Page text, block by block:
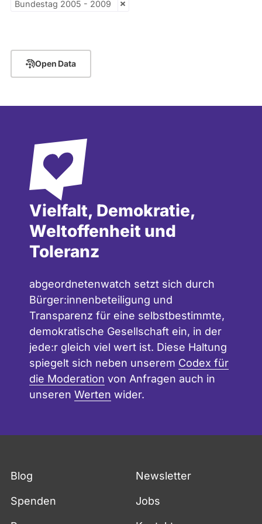
vergangenen
werden
nicht
berücksichtigt.
Bundestag 2005 - 2009
Open Data
Vielfalt, Demokratie,
Weltoffenheit und
Toleranz
abgeordnetenwatch setzt sich durch
Bürger:innenbeteiligung und
Transparenz für eine selbstbestimmte,
demokratische Gesellschaft ein, in der
jede:r gleich viel wert ist. Diese Haltung
spiegelt sich neben unserem Codex für
die Moderation von Anfragen auch in
unseren Werten wider.
Blog Newsletter
Spenden Jobs